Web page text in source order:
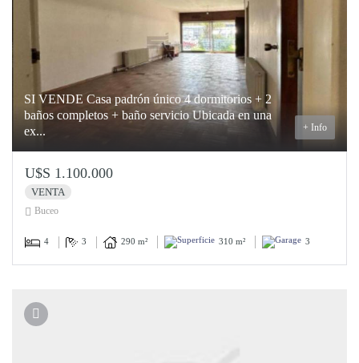
SI VENDE Casa padrón único 4 dormitorios + 2
baños completos + baño servicio Ubicada en una
ex...
+ Info
U$S 1.100.000
VENTA
Buceo
4 3 290 m² 310 m² 3